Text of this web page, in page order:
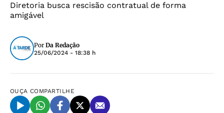
Diretoria busca rescisão contratual de forma
amigável
Por Da Redação
25/06/2024 - 18:38 h
OUÇA COMPARTILHE